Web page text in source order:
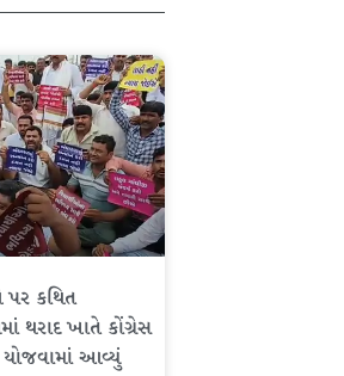
પર કથિત
થરાદ ખાતે કોંગ્રેસ
યોજવામાં આવ્યું